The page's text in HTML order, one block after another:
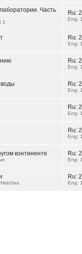
Часть
1
Ru:
Eng:
Ru:
Eng:
Ru:
Eng:
Ru:
Eng:
Ru:
Eng:
Ru:
Eng:
континенте Ru:
Eng:
Ru:
Eng: